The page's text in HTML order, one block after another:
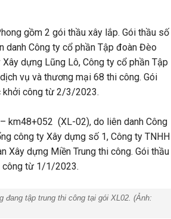
gồm 2 gói thầu xây lắp. Gói thầu số
Công ty cổ phần Tập đoàn Đèo
dựng Lũng Lô, Công ty cổ phần Tập
vụ và thương mại 68 thi công. Gói
khởi công từ 2/3/2023.
km48+052 (XL-02), do liên danh Công
công ty Xây dựng số 1, Công ty TNHH
Xây dựng Miền Trung thi công. Gói thầu
công từ 1/1/2023.
đang tập trung thi công tại gói XL02. (Ảnh: